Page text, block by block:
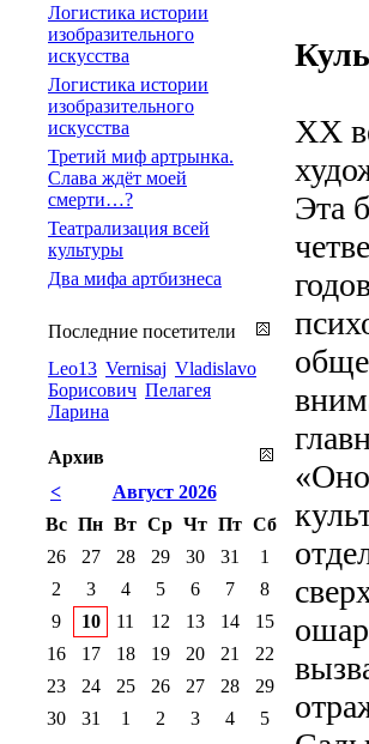
XX
Эта
Логистика истории
изобразительного
искусства
Логистика истории
изобразительного
искусства
Третий миф артрынка.
Слава ждёт моей
смерти…?
Театрализация всей
культуры
Два мифа артбизнеса
Последние посетители
Leo13 Vernisaj Vladislavo
Борисович Пелагея
Ларина
Архив
<
Август 2026
Вс Пн Вт Ср Чт Пт Сб
26
27 28 29 30 31
1
2
3 4 5 6 7
8
9
10 11 12 13 14
15
16
17 18 19 20 21
22
23
24 25 26 27 28
29
30
31 1 2 3 4 5